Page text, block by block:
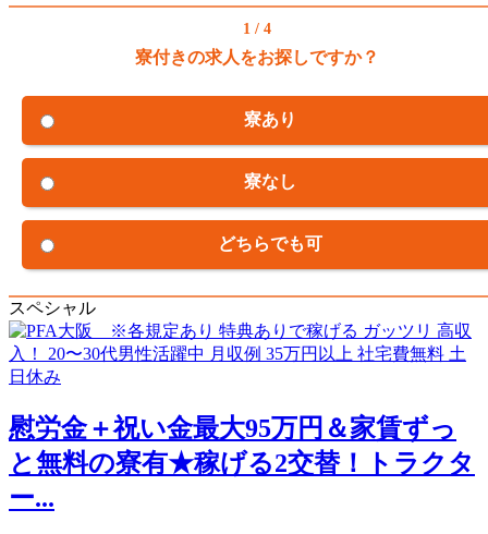
1 / 4
寮付きの求人をお探しですか？
寮あり
寮なし
どちらでも可
スペシャル
慰労金＋祝い金最大95万円＆家賃ずっ
と無料の寮有★稼げる2交替！トラクタ
ー...